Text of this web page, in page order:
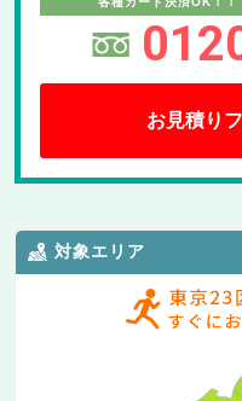
お見積り
対象エリア